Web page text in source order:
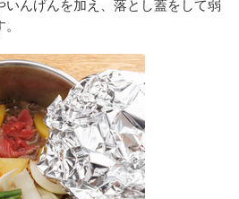
いんげんを加え、落とし蓋をして弱